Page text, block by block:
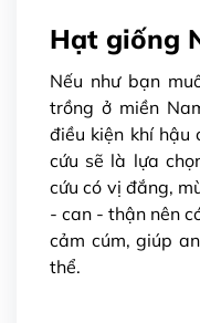
Hạt giống
Nếu như bạn
trồng ở miền
điều kiện khí hậu
cứu sẽ là lựa
cứu có vị đắng,
- can - thận nên
cảm cúm, giúp
thể.